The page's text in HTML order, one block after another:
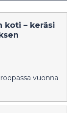
koti – keräsi
vuonna